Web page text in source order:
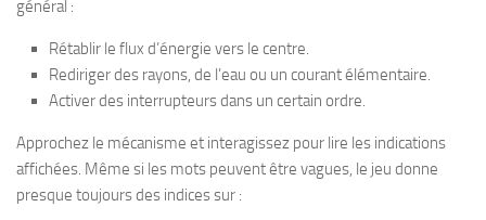
général :
Rétablir le flux d’énergie vers le centre.
Rediriger des rayons, de l’eau ou un courant élémentaire.
Activer des interrupteurs dans un certain ordre.
Approchez le mécanisme et interagissez pour lire les indications
affichées. Même si les mots peuvent être vagues, le jeu donne
presque toujours des indices sur :